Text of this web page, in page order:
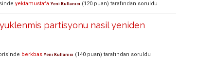
yektamustafa Yeni Kullanıcı (120 puan) tarafından soruldu
partisyonu nasil yeniden
berkbas Yeni Kullanıcı (140 puan) tarafından soruldu